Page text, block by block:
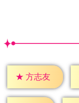
★ 方志友